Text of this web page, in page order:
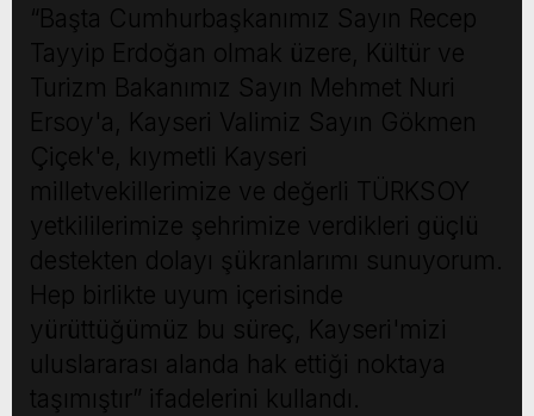
“Başta Cumhurbaşkanımız Sayın Recep
Tayyip Erdoğan olmak üzere, Kültür ve
Turizm Bakanımız Sayın Mehmet Nuri
Ersoy'a, Kayseri Valimiz Sayın Gökmen
Çiçek'e, kıymetli Kayseri
milletvekillerimize ve değerli TÜRKSOY
yetkililerimize şehrimize verdikleri güçlü
destekten dolayı şükranlarımı sunuyorum.
Hep birlikte uyum içerisinde
yürüttüğümüz bu süreç, Kayseri'mizi
uluslararası alanda hak ettiği noktaya
taşımıştır” ifadelerini kullandı.